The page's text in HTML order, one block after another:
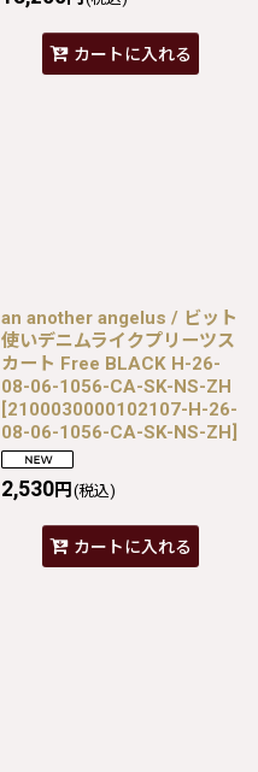
カートに入れる
an another angelus / ビット
使いデニムライクプリーツス
カート Free BLACK H-26-
08-06-1056-CA-SK-NS-ZH
[2100030000102107-H-26-
08-06-1056-CA-SK-NS-ZH]
2,530円 (税込)
カートに入れる